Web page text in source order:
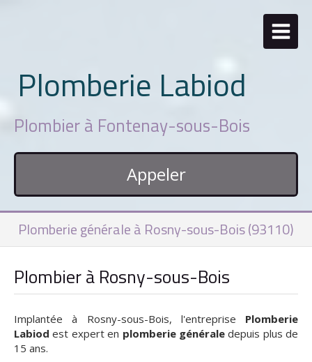
Plomberie Labiod
Plombier à Fontenay-sous-Bois
Appeler
Plomberie générale à Rosny-sous-Bois (93110)
Plombier à Rosny-sous-Bois
Implantée à Rosny-sous-Bois, l'entreprise Plomberie
Labiod est expert en plomberie généraledepuis plus de
15 ans.